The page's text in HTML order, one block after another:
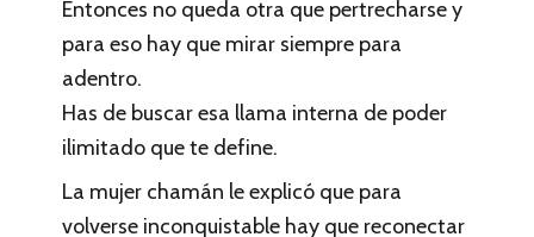
Entonces no queda otra que pertrecharse y
para eso hay que mirar siempre para
adentro.
Has de buscar esa llama interna de poder
ilimitado que te define.
La mujer chamán le explicó que para
volverse inconquistable hay que reconectar